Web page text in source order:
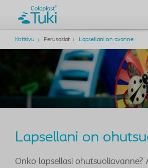
Kotisivu Perusasiat Lapsellani on avanne
Lapsellani on
Onko lapsellasi ohutsuoliavanne?